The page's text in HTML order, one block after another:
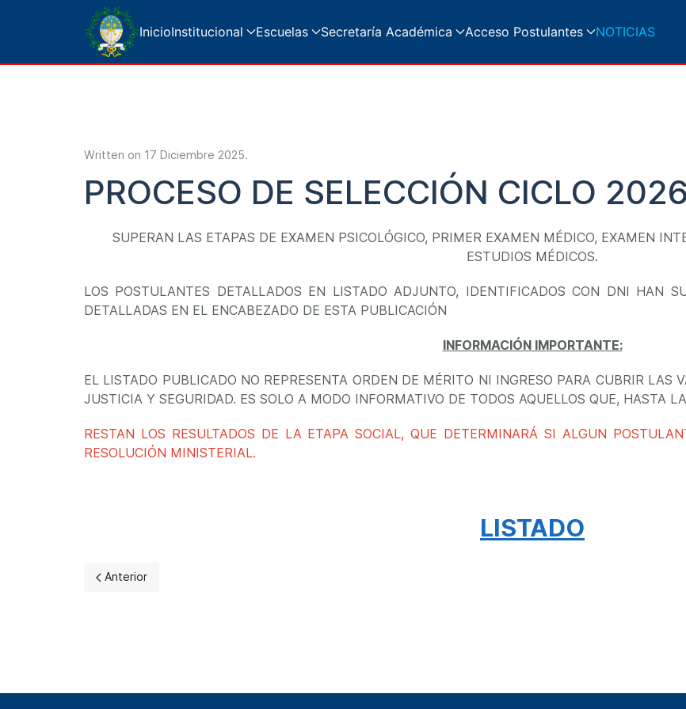
InicioInstitucional Escuelas Secretaría Académica Acceso Postulantes NOTICIAS
Written on 17 Diciembre 2025.
PROCESO DE SELECCIÓN CICLO
SUPERAN LAS ETAPAS DE EXAMEN PSICOLÓGICO, PRIMER EXAMEN MÉDICO, EXAMEN
ESTUDIOS MÉDICOS.
LOS POSTULANTES DETALLADOS EN LISTADO ADJUNTO, IDENTIFICADOS CON DNI HAN
DETALLADAS EN EL ENCABEZADO DE ESTA PUBLICACIÓN
INFORMACIÓN IMPORTANTE:
EL LISTADO PUBLICADO NO REPRESENTA ORDEN DE MÉRITO NI INGRESO PARA CUBRIR LAS
JUSTICIA Y SEGURIDAD. ES SOLO A MODO INFORMATIVO DE TODOS AQUELLOS QUE, HASTA
RESTAN LOS RESULTADOS DE LA ETAPA SOCIAL, QUE DETERMINARÁ SI ALGUN
RESOLUCIÓN MINISTERIAL.
LISTADO
Artículo anterior: Resultado de proceso de seleccion de Jefes de departamentos académicos
Anterior